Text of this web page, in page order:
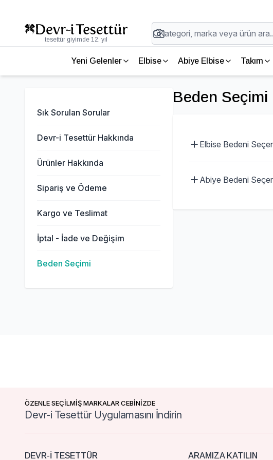
tesettür giyimde 12. yıl
Yeni Gelenler Elbise Abiye Elbise Takım
Sık Sorulan Sorular
Devr-i Tesettür Hakkında
Ürünler Hakkında
Sipariş ve Ödeme
Kargo ve Teslimat
İptal - İade ve Değişim
Beden Seçimi
Beden Seçimi
Elbise Bedeni
Abiye Bedeni
ÖZENLE SEÇİLMİŞ MARKALAR CEBİNİZDE
Devr-i Tesettür Uygulamasını İndirin
DEVR-I TESETTÜR ARAMIZA KATILIN